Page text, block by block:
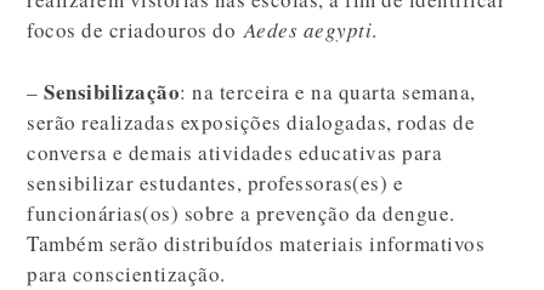
focos de criadouros doAedes aegypti.
–Sensibilização: na terceira e na quarta semana,
serão realizadas exposições dialogadas, rodas de
conversa e demais atividades educativas para
sensibilizar estudantes, professoras(es) e
funcionárias(os) sobre a prevenção da dengue.
Também serão distribuídos materiais informativos
para conscientização.